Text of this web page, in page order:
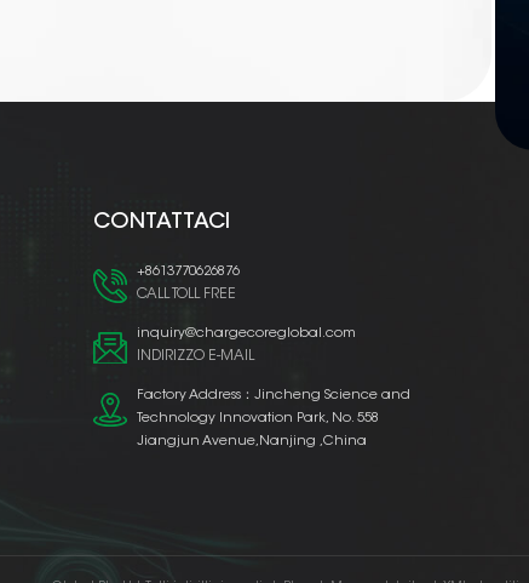
CONTATTACI
+8613770626876
CALL TOLL FREE
inquiry@chargecoreglobal.com
INDIRIZZO E-MAIL
Factory Address：Jincheng Science and
Technology Innovation Park, No. 558
Jiangjun Avenue,Nanjing ,China